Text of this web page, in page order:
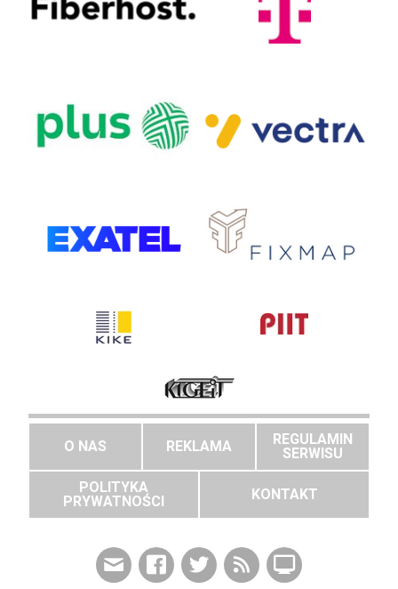
O NAS REKLAMA
REGULAMIN
SERWISU
POLITYKA
PRYWATNOŚCI
KONTAKT